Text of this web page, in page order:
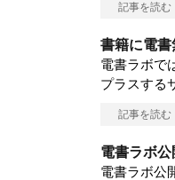
記事を読む
書籍に電
電書ラボで
プラスする
記事を読む
電書ラボ公
電書ラボ公